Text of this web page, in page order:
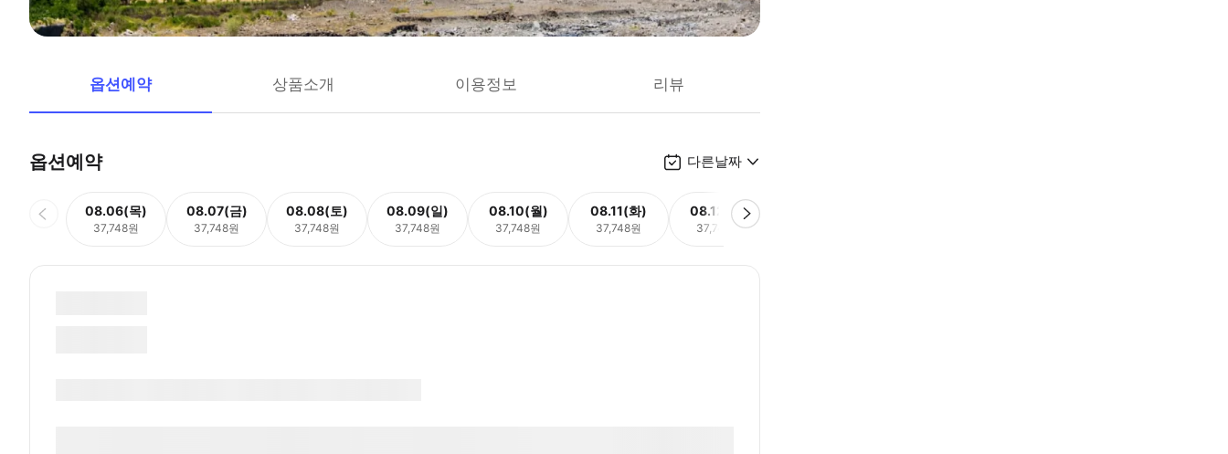
옵션예약 상품소개 이용정보 리뷰
옵션예약 다른날짜
08.06(목)
37,748원
08.07(금)
37,748원
08.08(토)
37,748원
08.09(일)
37,748원
08.10(월)
37,748원
08.11(화)
37,748원
08.12(수)
37,748원